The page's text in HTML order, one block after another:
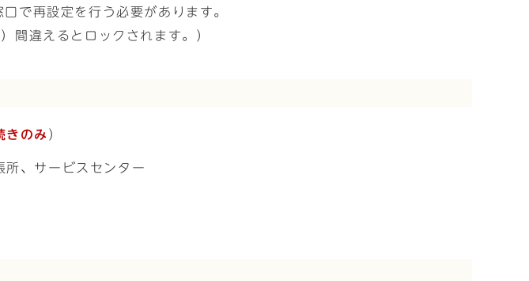
で再設定を行う必要があります。
間違えるとロックされます。）
きのみ ）
、サービスセンター